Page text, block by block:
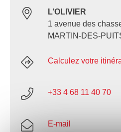
L’OLIVIER
1 avenue des
MARTIN-DES-
Calculez votre
+33 4 68 11 40 70
E-mail